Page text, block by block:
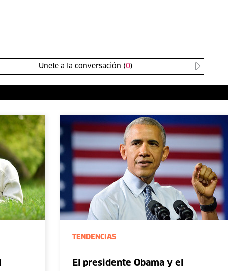
Únete a la conversación (0)
TENDENCIAS
El presidente Obama y el